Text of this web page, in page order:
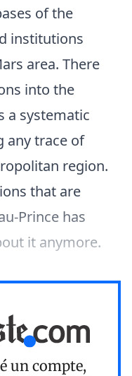
of the
institutions
area. There
into the
a systematic
any trace of
region.
that are
Prince has
it anymore.
un compte,